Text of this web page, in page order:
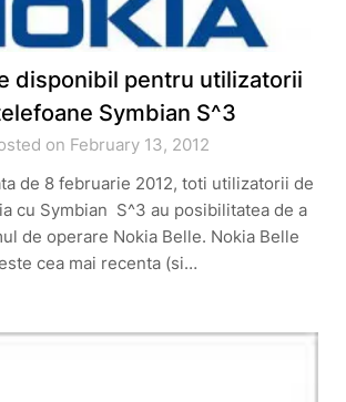
disponibil pentru utilizatorii
Symbian S^3
on February 13, 2012
de 8 februarie 2012, toti utilizatorii de
cu Symbian S^3 au posibilitatea de a
de operare Nokia Belle. Nokia Belle
cea mai recenta (si…